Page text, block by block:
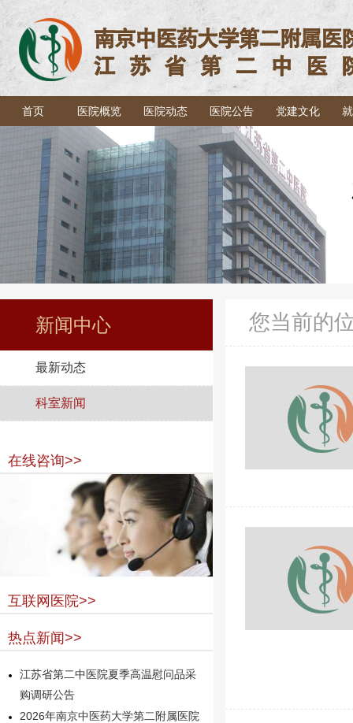
首页 医院概览 医院动态 医院公告 党建文化
新闻中心
最新动态
科室新闻
在线咨询>>
互联网医院>>
热点新闻>>
江苏省第二中医院夏季高温慰问品采
购调研公告
2026年南京中医药大学第二附属医院
您当前的